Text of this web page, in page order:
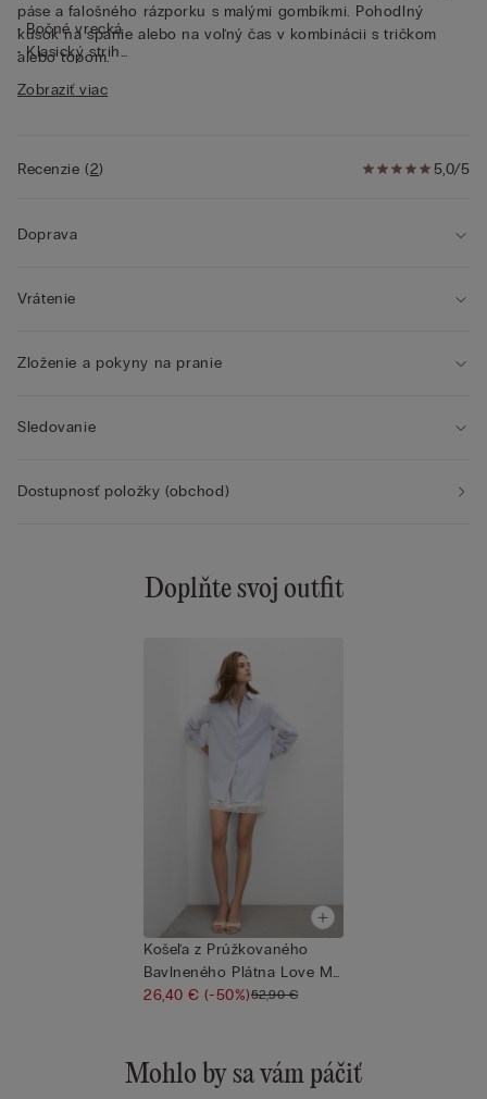
páse a falošného rázporku s malými gombíkmi. Pohodlný
kúsok na spanie alebo na voľný čas v kombinácii s tričkom
alebo topom.
• Bočné vrecká
• Klasický strih
• Modelka je vysoká 175 cm a nosí veľkosť S
Zobraziť viac
5,0/5
Recenzie(2)
Doprava
Vrátenie
Zloženie a pokyny na pranie
Sledovanie
Dostupnosť položky (obchod)
Doplňte svoj outfit
Košeľa z Prúžkovaného
Bavlneného Plátna Love Me
Te...
26,40 €(-50%)52,90 €
Mohlo by sa vám páčiť